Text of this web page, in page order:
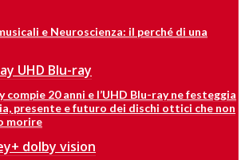
e Neuroscienza: il perché di una
compie 20 anni e l’UHD Blu-ray ne festeggia
presente e futuro dei dischi ottici che non
morire